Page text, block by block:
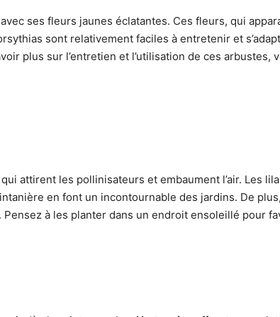
ses fleurs jaunes éclatantes. Ces fleurs, qui
sont relativement faciles à entretenir et
plus sur l’entretien et l’utilisation de ces
attirent les pollinisateurs et embaument l’air. Les
en font un incontournable des jardins. De
à les planter dans un endroit ensoleillé pour